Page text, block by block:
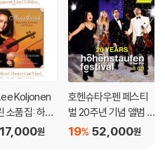
Koljonen
소품집: 하트
(Heartbrea
원
호헨슈타우펜 페스티
벌 20주년 기념 앨범 (2
0 Years - Hohensta
52,000원
19%